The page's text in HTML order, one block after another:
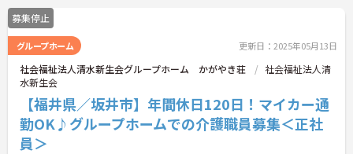
募集停止
グループホーム 更新日：2025年05月13日
社会福祉法人清水新生会グループホーム かがやき荘
社会福祉法人清
水新生会
【福井県／坂井市】年間休日120日！マイカー通
勤OK♪グループホームでの介護職員募集＜正社
員＞